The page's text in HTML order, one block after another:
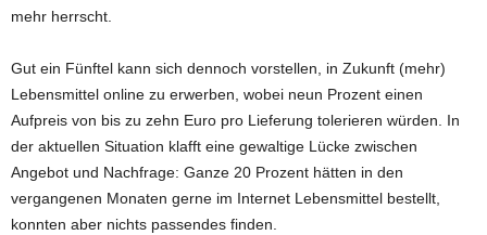
mehr herrscht.
Gut ein Fünftel kann sich dennoch vorstellen, in Zukunft (mehr)
Lebensmittel online zu erwerben, wobei neun Prozent einen
Aufpreis von bis zu zehn Euro pro Lieferung tolerieren würden. In
der aktuellen Situation klafft eine gewaltige Lücke zwischen
Angebot und Nachfrage: Ganze 20 Prozent hätten in den
vergangenen Monaten gerne im Internet Lebensmittel bestellt,
konnten aber nichts passendes finden.